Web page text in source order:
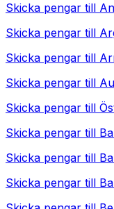
Skicka pengar till
Skicka pengar till
Skicka pengar till
Skicka pengar till
Skicka pengar till
Skicka pengar till
Skicka pengar till
Skicka pengar till